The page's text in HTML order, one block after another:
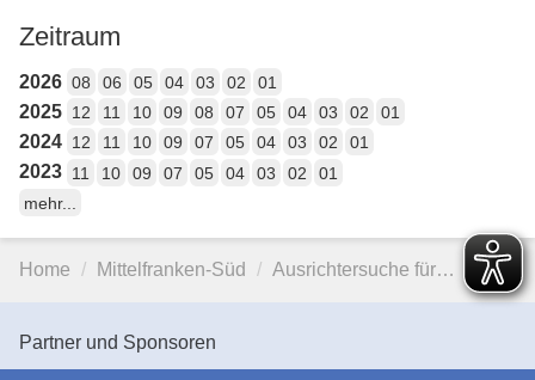
Zeitraum
2026 08 06 05 04 03 02 01
2025 12 11 10 09 08 07 05 04 03 02 01
2024 12 11 10 09 07 05 04 03 02 01
2023 11 10 09 07 05 04 03 02
01
mehr...
Home Mittelfranken-Süd Ausrichtersuche für…
Partner und Sponsoren